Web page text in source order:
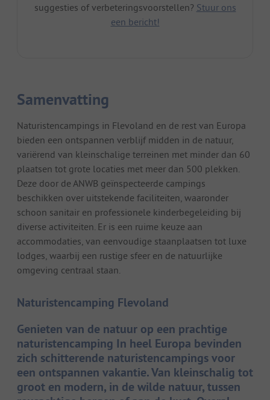
suggesties of verbeteringsvoorstellen? Stuur ons
een bericht!
Samenvatting
Naturistencampings in Flevoland en de rest van Europa
bieden een ontspannen verblijf midden in de natuur,
variërend van kleinschalige terreinen met minder dan 60
plaatsen tot grote locaties met meer dan 500 plekken.
Deze door de ANWB geïnspecteerde campings
beschikken over uitstekende faciliteiten, waaronder
schoon sanitair en professionele kinderbegeleiding bij
diverse activiteiten. Er is een ruime keuze aan
accommodaties, van eenvoudige staanplaatsen tot luxe
lodges, waarbij een rustige sfeer en de natuurlijke
omgeving centraal staan.
Naturistencamping Flevoland
Genieten van de natuur op een prachtige
naturistencamping In heel Europa bevinden
zich schitterende naturistencampings voor
een ontspannen vakantie. Van kleinschalig tot
groot en modern, in de wilde natuur, tussen